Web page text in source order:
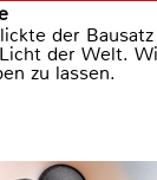
der
der Welt.
zu lassen.